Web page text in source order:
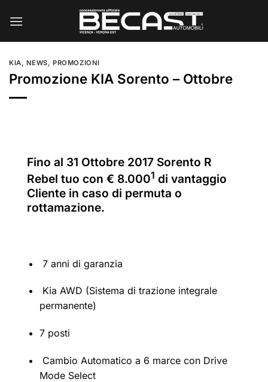
KIA, NEWS,PROMOZIONI
Promozione KIA Sorento – Ottobre
Fino al 31 Ottobre 2017 Sorento R
Rebel tuo con € 8.0001 di vantaggio
Cliente in caso di permuta o
rottamazione.
7 anni di garanzia
Kia AWD (Sistema di trazione integrale
permanente)
7 posti
Cambio Automatico a 6 marce con Drive
Mode Select